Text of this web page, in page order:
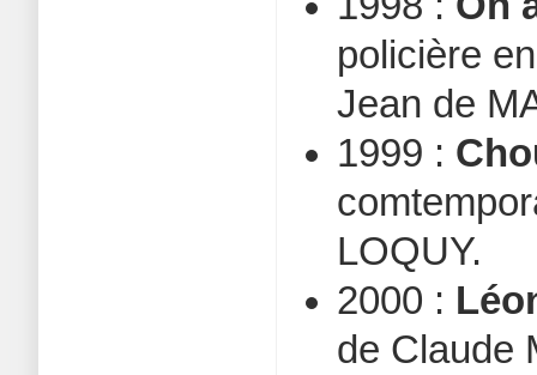
policière
Jean de
1999 :
LOQUY.
2000 :
de Claude